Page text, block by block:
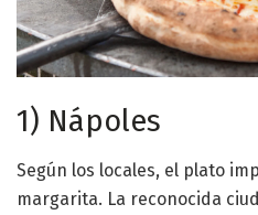
1) Nápoles
Según los locales, el plato
margarita. La reconocida